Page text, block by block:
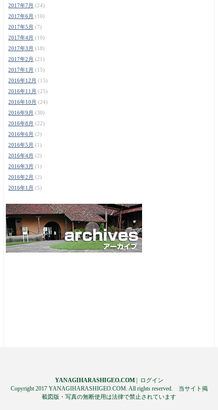
2017年7月 (24)
2017年6月 (10)
2017年5月 (7)
2017年4月 (10)
2017年3月 (18)
2017年2月 (21)
2017年1月 (15)
2016年12月 (15)
2016年11月 (25)
2016年10月 (24)
2016年9月 (30)
2016年8月 (22)
2016年6月 (2)
2016年5月 (1)
2016年4月 (2)
2016年3月 (1)
2016年2月 (2)
2016年1月 (5)
YANAGIHARASHIGEO.COM|
ログイン
Copyright 2017 YANAGIHARASHIGEO.COM. All rights reserved. 当サイト掲
載図版・写真の無断使用は法律で禁止されています